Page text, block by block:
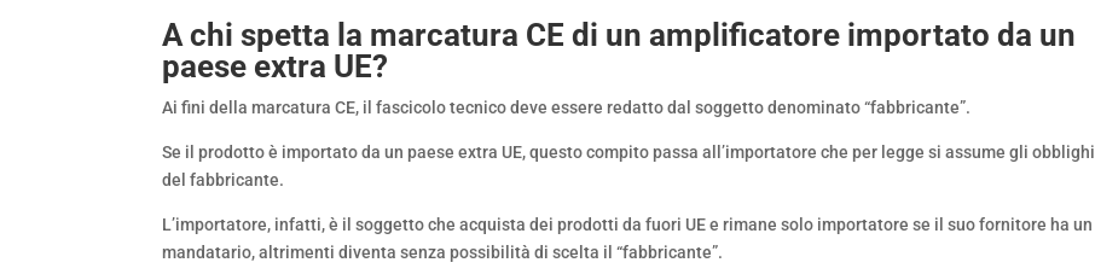
A chi spetta la marcatura CE di un amplificatore importato da un
paese extra UE?
Ai fini della marcatura CE, il fascicolo tecnico deve essere redatto dal soggetto denominato “fabbricante”.
Se il prodotto è importato da un paese extra UE, questo compito passa all’importatore che per legge si assume gli obblighi
del fabbricante.
L’importatore, infatti, è il soggetto che acquista dei prodotti da fuori UE e rimane solo importatore se il suo fornitore ha un
mandatario, altrimenti diventa senza possibilità di scelta il “fabbricante”.